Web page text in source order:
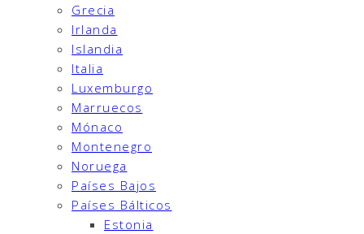
Grecia
Irlanda
Islandia
Italia
Luxemburgo
Marruecos
Mónaco
Montenegro
Noruega
Países Bajos
Países Bálticos
Estonia